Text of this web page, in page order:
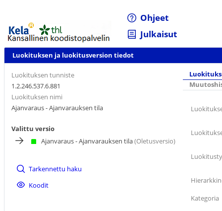
Ohjeet
Julkaisut
Luokituksen ja luokitusversion tiedot
Luokituksen tunniste
1.2.246.537.6.881
Luokituksen nimi
Ajanvaraus - Ajanvarauksen tila
Valittu versio
Ajanvaraus - Ajanvarauksen tila(Oletusversio)
Tarkennettu haku
Koodit
Kategoria